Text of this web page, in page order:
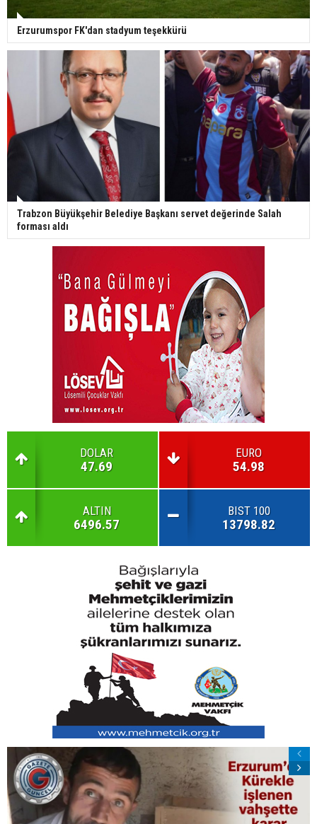
Erzurumspor FK'dan stadyum teşekkürü
Trabzon Büyükşehir Belediye Başkanı servet değerinde Salah
forması aldı
DOLAR
47.69
EURO
54.98
ALTIN
6496.57
BIST 100
13798.82